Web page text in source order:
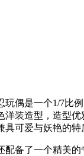
是一个1/7比例
洋装造型，造型
可爱与妖艳的特
了一个精美的